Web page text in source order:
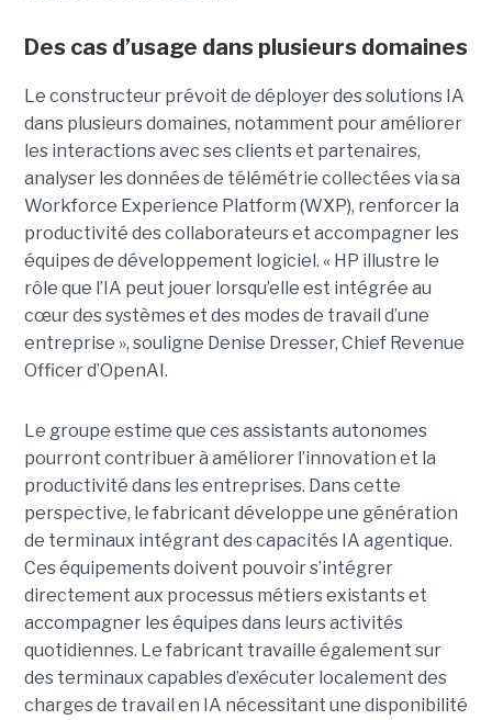
Des cas d’usage dans plusieurs domaines
Le constructeur prévoit de déployer des solutions IA
dans plusieurs domaines, notamment pour améliorer
les interactions avec ses clients et partenaires,
analyser les données de télémétrie collectées via sa
Workforce Experience Platform (WXP), renforcer la
productivité des collaborateurs et accompagner les
équipes de développement logiciel. « HP illustre le
rôle que l’IA peut jouer lorsqu’elle est intégrée au
cœur des systèmes et des modes de travail d’une
entreprise », souligne Denise Dresser, Chief Revenue
Officer d’OpenAI.
Le groupe estime que ces assistants autonomes
pourront contribuer à améliorer l’innovation et la
productivité dans les entreprises. Dans cette
perspective, le fabricant développe une génération
de terminaux intégrant des capacités IA agentique.
Ces équipements doivent pouvoir s’intégrer
directement aux processus métiers existants et
accompagner les équipes dans leurs activités
quotidiennes. Le fabricant travaille également sur
des terminaux capables d’exécuter localement des
charges de travail en IA nécessitant une disponibilité